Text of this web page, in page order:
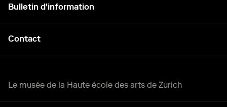
Bulletin d'information
Contact
Le musée de la Haute école des arts de Zurich